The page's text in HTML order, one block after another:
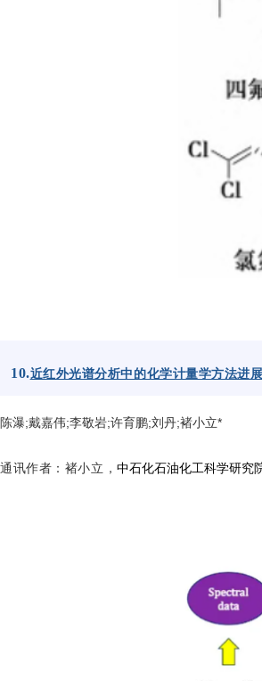
10.近红外光谱分析中的化学计量学方法进展
陈瀑;戴嘉伟;李敬岩;许育鹏;刘丹;褚小立*
通讯作者 ：褚小立，中石化石油化工科学研究